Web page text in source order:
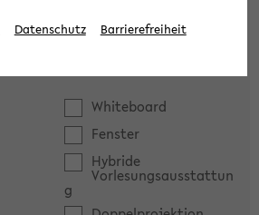
Whiteboard
Fenster
Hybride
Vorlesungsausstattun
g
Datenschutz Barrierefreiheit